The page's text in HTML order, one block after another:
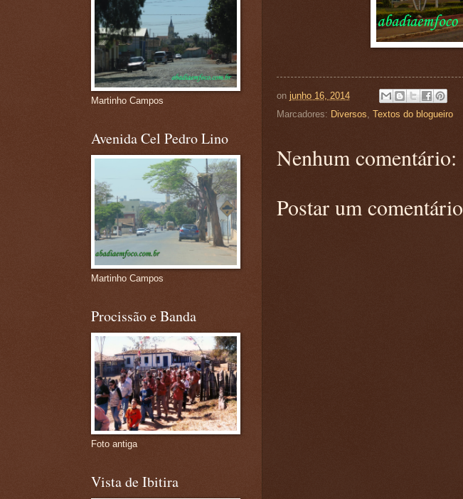
on junho 16, 2014
Marcadores: Diversos, Textos do blogueiro
Nenhum comentário:
Postar um comentário
Martinho Campos
Avenida Cel Pedro Lino
Martinho Campos
Procissão e Banda
Foto antiga
Vista de Ibitira